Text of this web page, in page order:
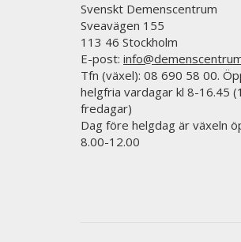
Svenskt Demenscentrum
Sveavägen 155
113 46 Stockholm
E-post:
Tfn (växel): 08 690 58 00.
helgfria vardagar kl 8-16.45
fredagar)
Dag före helgdag är växeln
8.00-12.00